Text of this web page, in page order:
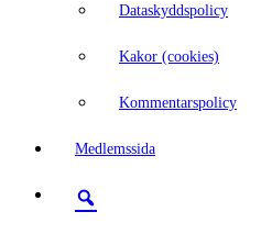
Dataskyddspolicy
Kakor (cookies)
Kommentarspolicy
Medlemssida